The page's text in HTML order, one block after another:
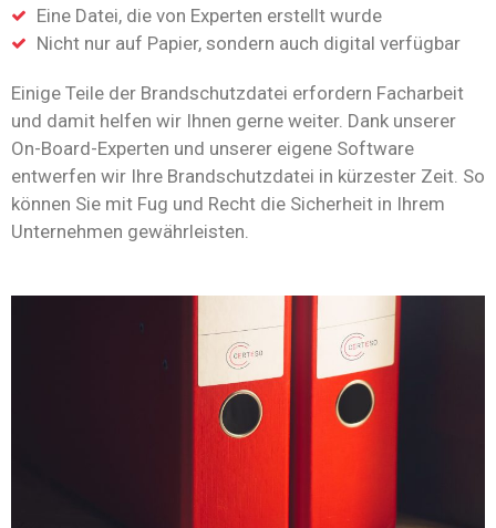
Eine Datei, die von Experten erstellt wurde
Nicht nur auf Papier, sondern auch digital verfügbar
Einige Teile der Brandschutzdatei erfordern Facharbeit
und damit helfen wir Ihnen gerne weiter. Dank unserer
On-Board-Experten und unserer eigene Software
entwerfen wir Ihre Brandschutzdatei in kürzester Zeit. So
können Sie mit Fug und Recht die Sicherheit in Ihrem
Unternehmen gewährleisten.